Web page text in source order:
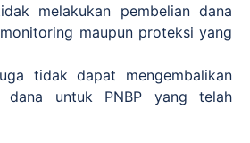
melakukan pembelian dana
maupun proteksi yang
tidak dapat mengembalikan
dana untuk PNBP yang telah